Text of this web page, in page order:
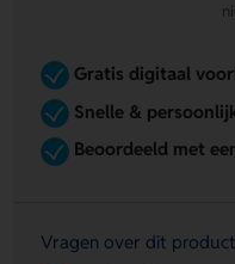
Gratis digitaal
Snelle &
Beoordeeld met
Vragen over dit